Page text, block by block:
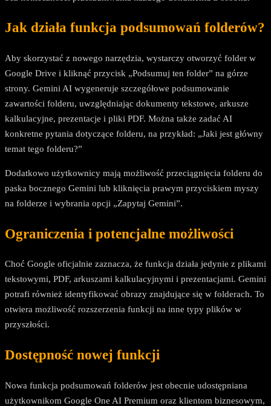
Jak działa funkcja podsumowań folderów?
Aby skorzystać z nowego narzędzia, wystarczy otworzyć folder w
Google Drive i kliknąć przycisk „Podsumuj ten folder” na górze
strony. Gemini AI wygeneruje szczegółowe podsumowanie
zawartości folderu, uwzględniając dokumenty tekstowe, arkusze
kalkulacyjne, prezentacje i pliki PDF. Można także zadać AI
konkretne pytania dotyczące folderu, na przykład: „Jaki jest główny
temat tego folderu?”
Dodatkowo użytkownicy mają możliwość przeciągnięcia folderu do
paska bocznego Gemini lub kliknięcia prawym przyciskiem myszy
na folderze i wybrania opcji „Zapytaj Gemini”.
Ograniczenia i potencjalne możliwości
Choć Google oficjalnie zaznacza, że funkcja działa jedynie z plikami
tekstowymi, PDF, arkuszami kalkulacyjnymi i prezentacjami. Gemini
potrafi również identyfikować obrazy znajdujące się w folderach. To
otwiera możliwość rozszerzenia funkcji na inne typy plików w
przyszłości.
Dostępność nowej funkcji
Nowa funkcja podsumowań folderów jest obecnie udostępniana
użytkownikom Google One AI Premium oraz klientom biznesowym,